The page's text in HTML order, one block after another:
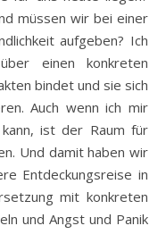
müssen wir bei einer
aufgeben? Ich
einen konkreten
bindet und sie sich
Auch wenn ich mir
ist der Raum für
Und damit haben wir
Entdeckungsreise in
mit konkreten
und Angst und Panik